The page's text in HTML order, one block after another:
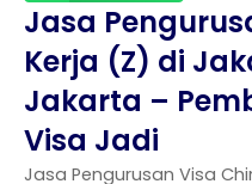
Jasa
Kerja (Z) di
Jakarta –
Visa Jadi
Jasa Pengurusan Visa